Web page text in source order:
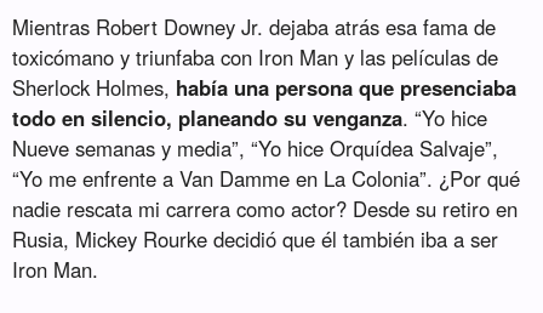
Mientras Robert Downey Jr. dejaba atrás esa fama de
toxicómano y triunfaba con Iron Man y las películas de
Sherlock Holmes, había una persona que presenciaba
todo en silencio, planeando su venganza. “Yo hice
Nueve semanas y media”, “Yo hice Orquídea Salvaje”,
“Yo me enfrente a Van Damme en La Colonia”. ¿Por qué
nadie rescata mi carrera como actor? Desde su retiro en
Rusia, Mickey Rourke decidió que él también iba a ser
Iron Man.